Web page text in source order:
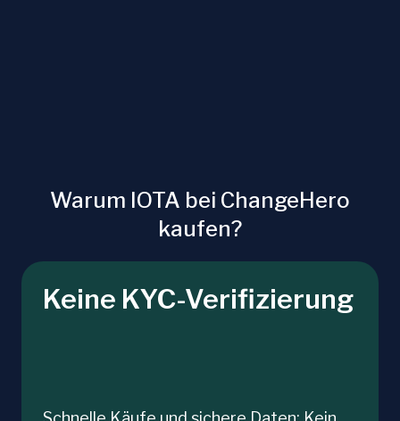
Warum IOTA bei ChangeHero
kaufen?
Keine KYC-Verifizierung